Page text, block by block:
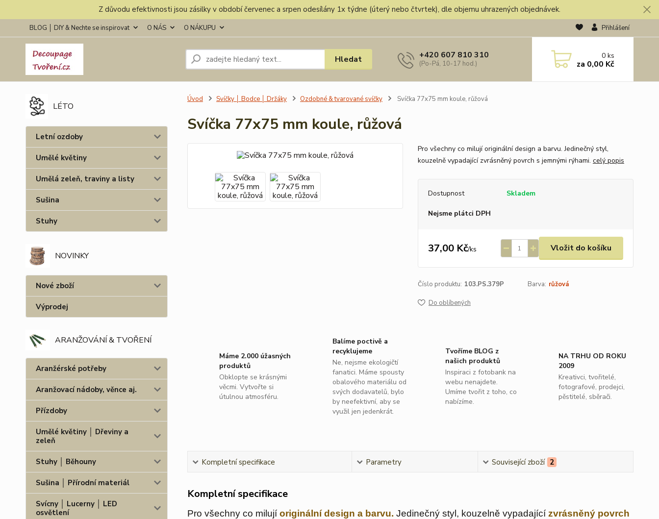
Z důvodu efektivnosti jsou zásilky v období červenec a srpen odesílány 1x týdne (úterý nebo čtvrtek), dle objemu uhrazených objednávek.
BLOG │ DIY & Nechte se inspirovat O NÁS O NÁKUPU Přihlášení
Hledat +420 607 810 310
(Po-Pá, 10-17 hod.)
0ks
za 0,00 Kč
LÉTO
Letní ozdoby
Umělé květiny
Umělá zeleň, traviny a listy
Sušina
Stuhy
NOVINKY
Nové zboží
Výprodej
ARANŽOVÁNÍ & TVOŘENÍ
Aranžérské potřeby
Aranžovací nádoby, věnce aj.
Přízdoby
Umělé květiny │ Dřeviny a
zeleň
Stuhy │ Běhouny
Sušina │ Přírodní materiál
Svícny │ Lucerny │ LED
osvětlení
Úvod Svíčky │ Bodce │ Držáky Ozdobné & tvarované svíčky Svíčka 77x75 mm koule, růžová
Svíčka 77x75 mm koule, růžová
Pro všechny co milují originální design a barvu. Jedinečný styl,
kouzelně vypadající zvrásněný povrch s jemnými rýhami. celý popis
Dostupnost Skladem
Nejsme plátci DPH
37,00 Kč/ks Vložit do košíku
Číslo produktu: 103.PS.379P Barva: růžová
Do oblíbených
Máme 2.000 úžasných
produktů
Obklopte se krásnými
věcmi. Vytvořte si
útulnou atmosféru.
Balíme poctivě a
recyklujeme
Ne, nejsme ekologičtí
fanatici. Máme spousty
obalového materiálu od
svých dodavatelů, bylo
by neefektivní, aby se
využil jen jedenkrát.
Tvoříme BLOG z
našich produktů
Inspiraci z fotobank na
webu nenajdete.
Umíme tvořit z toho, co
nabízíme.
NA TRHU OD ROKU
2009
Kreativci, tvořitelé,
fotografové, prodejci,
pěstitelé, sběrači.
Kompletní specifikace Parametry Související zboží 2
Kompletní specifikace
Pro všechny co milují originální design a barvu. Jedinečný styl, kouzelně vypadající zvrásněný povrch